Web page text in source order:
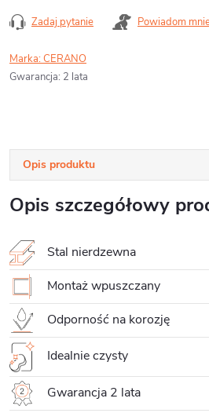
Zadaj pytanie Powiadom
Marka:CERANO
Gwarancja: 2 lata
Opis produktu
Opis szczegółowy
Stal nierdzewna
Montaż wpuszczany
Odporność na korozję
Idealnie czysty
Gwarancja 2 lata